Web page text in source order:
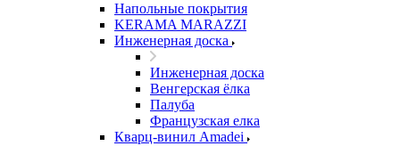
Напольные покрытия
KERAMA MARAZZI
Инженерная доска
Инженерная доска
Венгерская ёлка
Палуба
Французская елка
Кварц-винил Amadei